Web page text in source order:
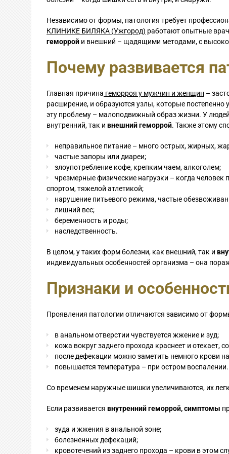
Независимо от формы, патология требует
КЛИНИКЕ БИЛЯКА (Ужгород) работают опытные
геморрой и внешний – щадящими методами, с
Почему развивается
Главная причина геморроя у мужчин и женщин –
расширение, и образуются узлы, которые
эту проблему – малоподвижный образ жизни. У
внутренний, так и внешний геморрой. Также этому
неправильное питание – много острых, жирных,
частые запоры или диареи;
злоупотребление кофе, крепким чаем, алкоголем;
чрезмерные физические нагрузки – когда
спортом, тяжелой атлетикой;
нарушение питьевого режима, частые
лишний вес;
беременность и роды;
наследственность.
В целом, у таких форм болезни, как внешний, так и
индивидуальных особенностей организма – она
Признаки и
Проявления патологии отличаются зависимо от
в анальном отверстии чувствуется жжение и зуд;
кожа вокруг заднего прохода краснеет и отекает,
после дефекации можно заметить немного крови
повышается температура – при остром воспалении.
Со временем наружные шишки увеличиваются, их
Если развивается внутренний геморрой, симптомы
зуда и жжения в анальной зоне;
болезненных дефекаций;
кровотечений из заднего прохода – крови в этом